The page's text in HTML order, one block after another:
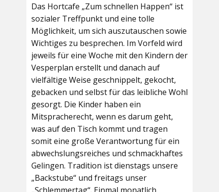
Das Hortcafe „Zum schnellen Happen“ ist
sozialer Treffpunkt und eine tolle
Möglichkeit, um sich auszutauschen sowie
Wichtiges zu besprechen. Im Vorfeld wird
jeweils für eine Woche mit den Kindern der
Vesperplan erstellt und danach auf
vielfältige Weise geschnippelt, gekocht,
gebacken und selbst für das leibliche Wohl
gesorgt. Die Kinder haben ein
Mitspracherecht, wenn es darum geht,
was auf den Tisch kommt und tragen
somit eine große Verantwortung für ein
abwechslungsreiches und schmackhaftes
Gelingen. Tradition ist dienstags unsere
„Backstube“ und freitags unser